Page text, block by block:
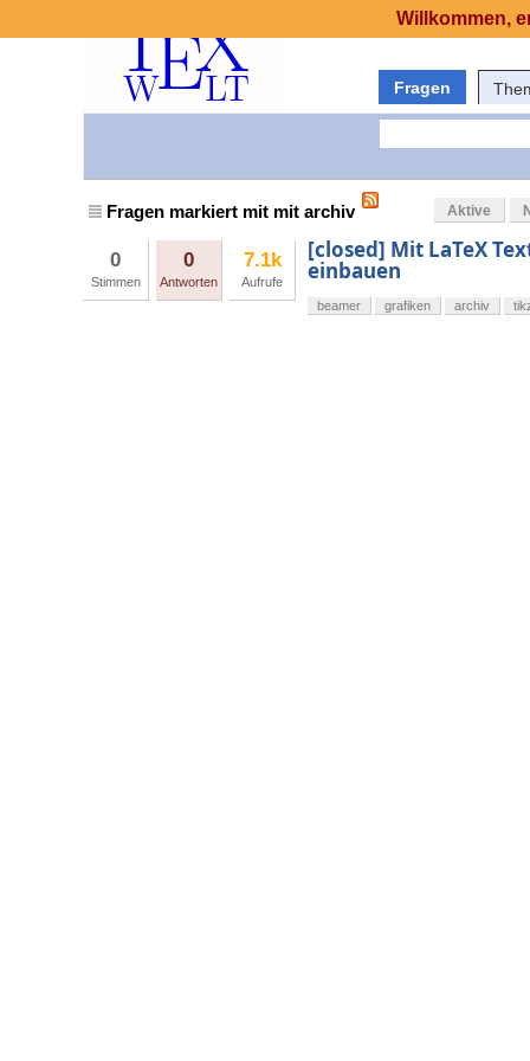
Fragen
Fragen markiert mit mit archiv Aktive
0
Stimmen
0
Antworten
7.1k
Aufrufe
[closed] Mit LaTeX
einbauen
beamer grafiken archiv
Willkommen,